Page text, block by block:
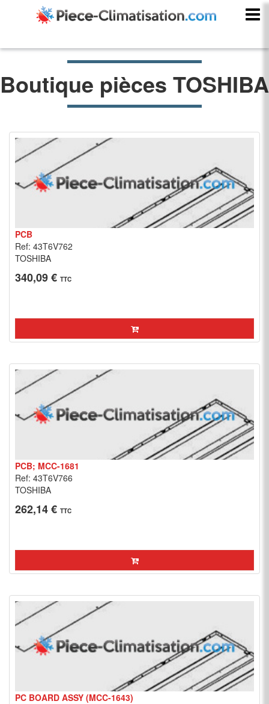
Boutique pièces TOSHIBA
PCB
Ref: 43T6V762
TOSHIBA
340,09 € TTC
PCB; MCC-1681
Ref: 43T6V766
TOSHIBA
262,14 € TTC
PC BOARD ASSY (MCC-1643)